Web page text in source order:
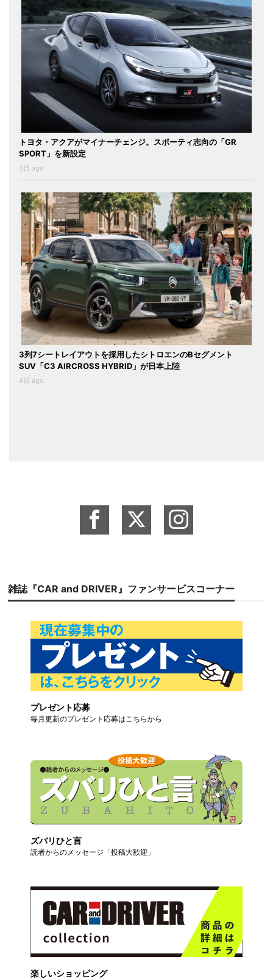
トヨタ・アクアがマイナーチェンジ。スポーティ志向の「GR
SPORT」を新設定
3日 ago
3列7シートレイアウトを採用したシトロエンのBセグメント
SUV「C3 AIRCROSS HYBRID」が日本上陸
4日 ago
雑誌『CAR and DRIVER』ファンサービスコーナー
プレゼント応募
毎月更新のプレゼント応募はこちらから
ズバリひと言
読者からのメッセージ「投稿大歓迎」
楽しいショッピング